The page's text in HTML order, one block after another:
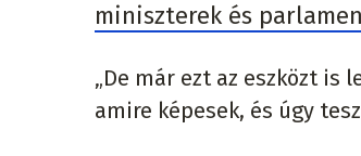
miniszterek és
„De már ezt az eszközt is
amire képesek, és úgy